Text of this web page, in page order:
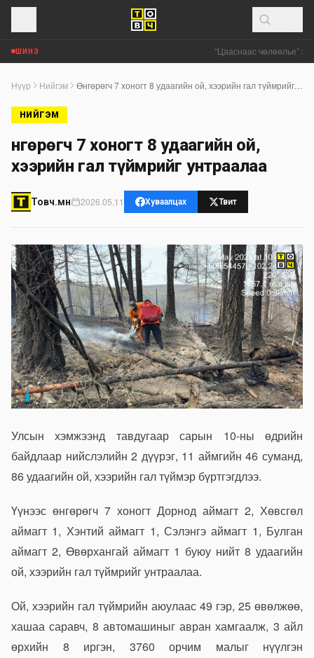
ШИНЭ “Цааснаас чөлөөлье”
Нүүр Нийгэм
НИЙГЭМ
Өнгөрөгч 7 хоногт 8 удаагийн ой,
хээрийн гал түймрийг унтраалаа
Товч.мн 2026.05.11 Хуваалцах Твит
Улсын хэмжээнд тавдугаар сарын 10-ны өдрийн
байдлаар нийслэлийн 2 дүүрэг, 11 аймгийн 46 суманд,
86 удаагийн ой, хээрийн гал түймэр бүртгэгдлээ.
Үүнээс өнгөрөгч 7 хоногт Дорнод аймагт 2, Хөвсгөл
аймагт 1, Хэнтий аймагт 1, Сэлэнгэ аймагт 1, Булган
аймагт 2, Өвөрхангай аймагт 1 буюу нийт 8 удаагийн
ой, хээрийн гал түймрийг унтраалаа.
Ой, хээрийн гал түймрийн аюулаас 49 гэр, 25 өвөлжөө,
хашаа саравч, 8 автомашиныг авран хамгаалж, 3 айл
өрхийн 8 иргэн, 3760 орчим малыг нүүлгэн